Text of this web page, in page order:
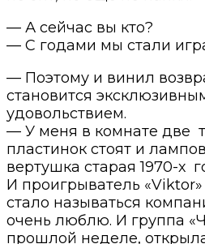
— А сейчас вы кто?
— С годами мы стали
— Поэтому и винил
становится
удовольствием.
— У меня в комнате две
пластинок стоят и
вертушка старая 1970-х
И проигрыватель
стало называться
очень люблю. И группа
прошлой неделе,